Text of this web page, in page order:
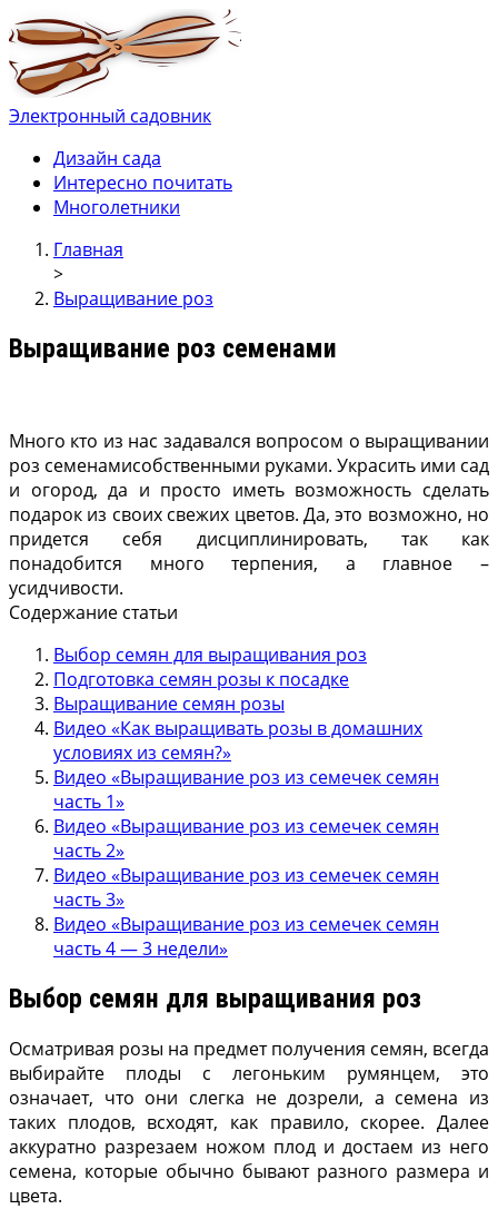
Электронный садовник
Ваш электронный садовник
Онлайн журнал для садовод и огродников.
Дизайн сада
Интересно почитать
Многолетники
Главная
>
Выращивание роз
Выращивание роз семенами
Много кто из нас задавался вопросом о выращивании
роз семенамисобственными руками. Украсить ими сад
и огород, да и просто иметь возможность сделать
подарок из своих свежих цветов. Да, это возможно, но
придется себя дисциплинировать, так как
понадобится много терпения, а главное –
усидчивости.
Содержание статьи
Выбор семян для выращивания роз
Подготовка семян розы к посадке
Выращивание семян розы
Видео «Как выращивать розы в домашних
условиях из семян?»
Видео «Выращивание роз из семечек семян
часть 1»
Видео «Выращивание роз из семечек семян
часть 2»
Видео «Выращивание роз из семечек семян
часть 3»
Видео «Выращивание роз из семечек семян
часть 4 — 3 недели»
Выбор семян для выращивания роз
Осматривая розы на предмет получения семян, всегда
выбирайте плоды с легоньким румянцем, это
означает, что они слегка не дозрели, а семена из
таких плодов, всходят, как правило, скорее. Далее
аккуратно разрезаем ножом плод и достаем из него
семена, которые обычно бывают разного размера и
цвета.